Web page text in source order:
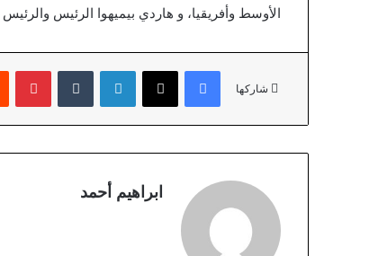
الأوسط وأفريقيا، و هاردي بيميهوا الرئيس
شاركها
فيسبوكX لينكدإن
ابراهيم أحمد